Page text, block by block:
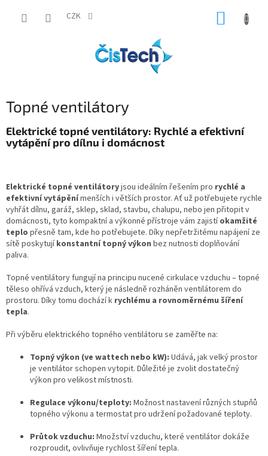
CZK
Topné ventilátory
Elektrické topné ventilátory: Rychlé a efektivní
vytápění pro dílnu i domácnost
Elektrické topné ventilátoryjsou ideálním řešením pro rychlé a
efektivní vytápěnímenších i větších prostor. Ať už potřebujete rychle
vyhřát dílnu, garáž, sklep, sklad, stavbu, chalupu, nebo jen přitopit v
domácnosti, tyto kompaktní a výkonné přístroje vám zajistíokamžité
teplo přesně tam, kde ho potřebujete. Díky nepřetržitému napájení ze
sítě poskytujíkonstantní topný výkon bez nutnosti doplňování
paliva.
Topné ventilátory fungují na principu nucené cirkulace vzduchu – topné
těleso ohřívá vzduch, který je následně rozháněn ventilátorem do
prostoru. Díky tomu dochází k rychlému a rovnoměrnému šíření
tepla.
Při výběru elektrického topného ventilátoru se zaměřte na:
Topný výkon (ve wattech nebo kW): Udává, jak velký prostor
je ventilátor schopen vytopit. Důležité je zvolit dostatečný
výkon pro velikost místnosti.
Regulace výkonu/teploty: Možnost nastavení různých stupňů
topného výkonu a termostat pro udržení požadované teploty.
Průtok vzduchu: Množství vzduchu, které ventilátor dokáže
rozproudit, ovlivňuje rychlost šíření tepla.